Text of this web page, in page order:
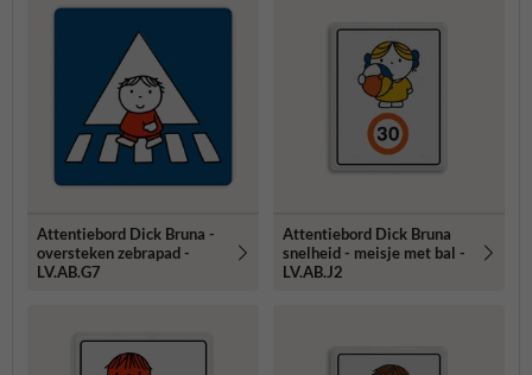
Attentiebord Dick Bruna -
oversteken zebrapad -
LV.AB.G7
Attentiebord Dick Bruna
snelheid - meisje met bal -
LV.AB.J2